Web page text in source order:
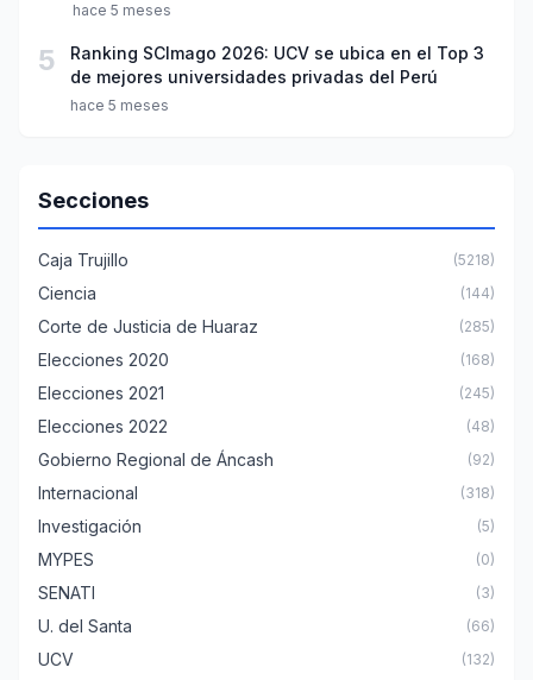
hace 5 meses
5
Ranking SCImago 2026: UCV se ubica en el Top 3
de mejores universidades privadas del Perú
hace 5 meses
Secciones
Caja Trujillo (5218)
Ciencia (144)
Corte de Justicia de Huaraz (285)
Elecciones 2020 (168)
Elecciones 2021 (245)
Elecciones 2022 (48)
Gobierno Regional de Áncash (92)
Internacional (318)
Investigación (5)
MYPES (0)
SENATI (3)
U. del Santa (66)
UCV (132)